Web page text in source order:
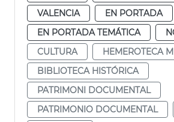
VALENCIA
EN PORTADA
EN PORTADA TEMÁTICA
CULTURA
HEMEROTECA
BIBLIOTECA HISTÓRICA
PATRIMONI DOCUMENTAL
PATRIMONIO DOCUMENTAL